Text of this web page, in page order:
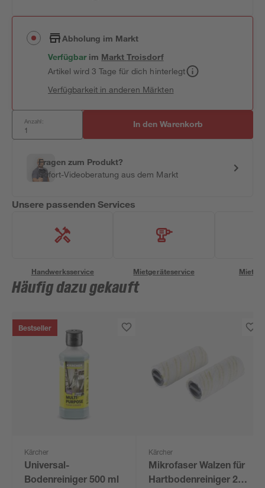
Abholung im Markt
Verfügbar im MarktTroisdorf
Artikel wird 3 Tage für dich hinterlegt
Verfügbarkeit in anderen Märkten
Anzahl: In den Warenkorb
Fragen zum Produkt?
Sofort-Videoberatung aus dem Markt
Unsere passenden Services
Handwerksservice Mietgeräteservice
Häufig dazu gekauft
Bestseller
Kärcher
Universal-
Bodenreiniger 500 ml
Kärcher
Mikrofaser Walzen für
Hartbodenreiniger 2